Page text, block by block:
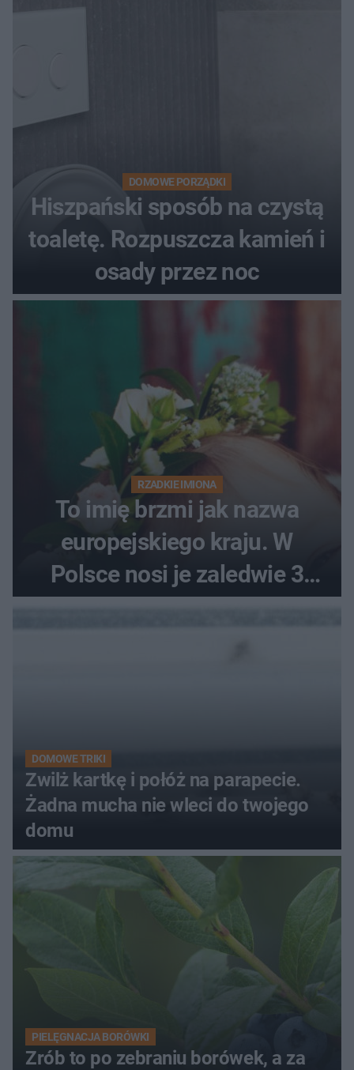
DOMOWE PORZĄDKI
Hiszpański sposób na czystą
toaletę. Rozpuszcza kamień i
osady przez noc
RZADKIE IMIONA
To imię brzmi jak nazwa
europejskiego kraju. W
Polsce nosi je zaledwie 3
kobiety
DOMOWE TRIKI
Zwilż kartkę i połóż na parapecie.
Żadna mucha nie wleci do twojego
domu
PIELĘGNACJA BORÓWKI
Zrób to po zebraniu borówek, a za